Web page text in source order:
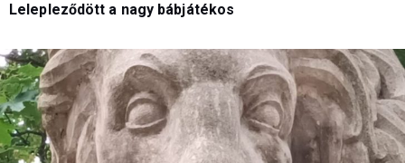
Lelepleződött a nagy bábjátékos